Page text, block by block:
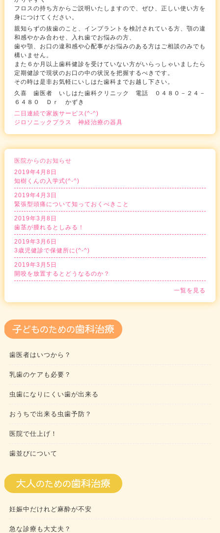
フロスの持ち方からご説明いたしますので、ぜひ、正しい使い方を
身につけてください。
親知らずの抜歯のこと、インプラントを検討されている方、顎の違
和感やかみ合わせ、入れ歯でお悩みの方、
歯や顎、お口の違和感や心配事がお悩みのある方はご相談のみでも
構いません。
また６か月以上歯科健診を受けていない方がいらっしゃいましたら
定期健診で現状のお口の中の状況を把握するべきです。
その時は是非お気軽にいしはた歯科までお越し下さい。
久喜 歯医者 いしはた歯科クリニック 電話 ０４８０－２４－
６４８０ Ｄｒ かずき
二日連続で家族サービス(^-^)
ジロソニックプラス 神経治療の器具
医院からのお知らせ
2019年4月8日
知樹くんの入学式(^-^)
2019年4月3日
緊張型頭痛について知っておくべきこと
2019年3月8日
歯茎が腫れるとしみる！
2019年3月6日
3歳児健診で保健所に(^-^)
2019年3月5日
開咬を放置するとどうなるのか？
一覧を見る
歯医者はいつから？
乳歯のケアも必要？
虫歯になりにくい歯が出来る
おうちで出来る虫歯予防？
医院で仕上げ！
歯並びについて
妊娠中だけれど麻酔が不安
急な診療も大丈夫？